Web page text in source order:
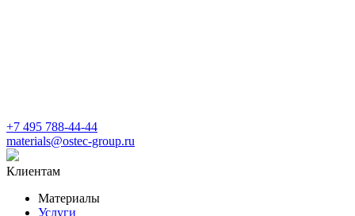
+7 495 788-44-44
materials@ostec-group.ru
Клиентам
Материалы
Услуги